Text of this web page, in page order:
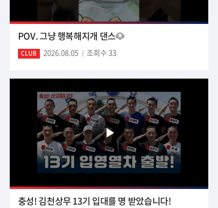
POV. 그냥 행복해지개 댄스🐶
CLUB 2026.08.05 조회수 33
충성! 김천상무 13기 입대를 명 받았습니다!